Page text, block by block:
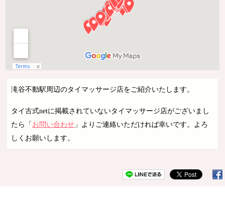
滝谷不動駅周辺のタイマッサージ店をご紹介いたします。
タイ古式netに掲載されていないタイマッサージ店がございまし
たら「お問い合わせ 」よりご連絡いただければ幸いです。よろ
しくお願いします。